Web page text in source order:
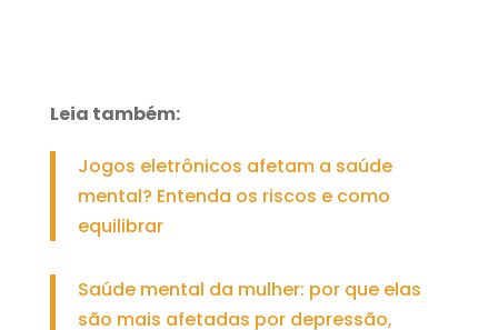
Leia também:
Jogos eletrônicos afetam a saúde
mental? Entenda os riscos e como
equilibrar
Saúde mental da mulher: por que elas
são mais afetadas por depressão,